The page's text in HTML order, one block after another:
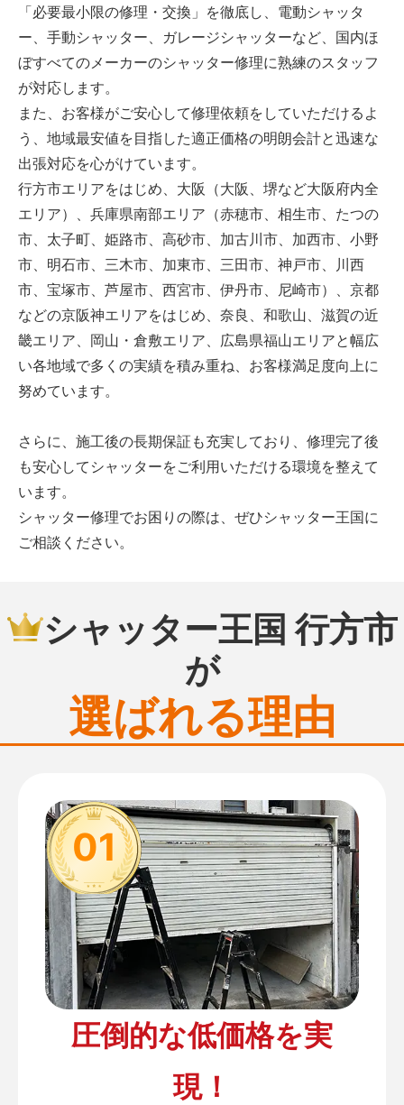
「必要最小限の修理・交換」を徹底し、電動シャッタ
ー、手動シャッター、ガレージシャッターなど、国内ほ
ぼすべてのメーカーのシャッター修理に熟練のスタッフ
が対応します。
また、お客様がご安心して修理依頼をしていただけるよ
う、地域最安値を目指した適正価格の明朗会計と迅速な
出張対応を心がけています。
行方市エリアをはじめ、大阪（大阪、堺など大阪府内全
エリア）、兵庫県南部エリア（赤穂市、相生市、たつの
市、太子町、姫路市、高砂市、加古川市、加西市、小野
市、明石市、三木市、加東市、三田市、神戸市、川西
市、宝塚市、芦屋市、西宮市、伊丹市、尼崎市）、京都
などの京阪神エリアをはじめ、奈良、和歌山、滋賀の近
畿エリア、岡山・倉敷エリア、広島県福山エリアと幅広
い各地域で多くの実績を積み重ね、お客様満足度向上に
努めています。
さらに、施工後の長期保証も充実しており、修理完了後
も安心してシャッターをご利用いただける環境を整えて
います。
シャッター修理でお困りの際は、ぜひシャッター王国に
ご相談ください。
シャッター王国 行方市
が
選ばれる理由
01
圧倒的な低価格を実
現！